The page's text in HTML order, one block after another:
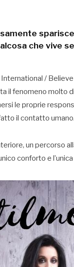
che vive
/
il fenomeno molto
le proprie
il contatto umano.
un percorso
conforto e